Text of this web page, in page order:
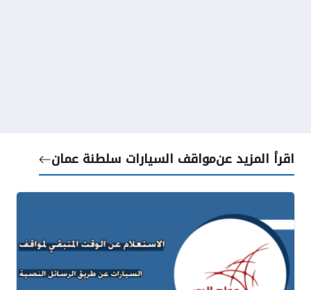
اقرأ المزيد عنمواقف السيارات سلطنة عمان